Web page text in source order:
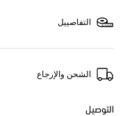
التفاصييل
الشحن والإرجاع
التوصيل